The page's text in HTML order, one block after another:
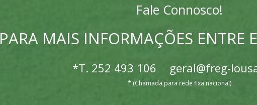
Fale Connosco!
PARA MAIS INFORMAÇÕES ENTRE
*T. 252 493 106 geral@freg-
* (Chamada para rede fixa nacional)